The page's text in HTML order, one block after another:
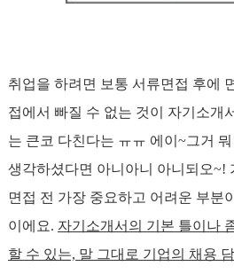
취업을 하려면 보통 서류면접 후에
접에서 빠질 수 없는 것이 자기소개
는 큰코 다친다는 ㅠㅠ 에이~그거
생각하셨다면 아니아니 아니되오~!
면접 전 가장 중요하고 어려운 부분
이에요. 자기소개서의 기본 틀이나
할 수 있는, 말 그대로 기업의 채용